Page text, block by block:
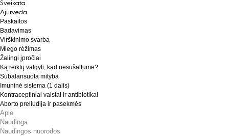
Sveikata
Ajurveda
Paskaitos
Badavimas
Virškinimo svarba
Miego rėžimas
Žalingi įpročiai
Ką reiktų valgyti, kad nesušaltume?
Subalansuota mityba
Imuninė sistema (1 dalis)
Kontraceptiniai vaistai ir antibiotikai
Aborto preliudija ir pasekmės
Apie
Naudinga
Naudingos nuorodos